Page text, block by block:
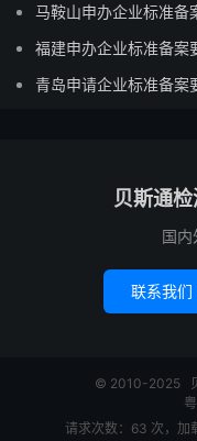
马鞍山申办企业标准备
福建申办企业标准备案
青岛申请企业标准备案
贝斯通
国内
联系我们
© 2010-2025
请求次数：63 次，加